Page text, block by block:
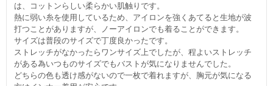
は、コットンらしい柔らかい肌触りです。
熱に弱い糸を使用しているため、アイロンを強くあてると生地が波
打つことがありますが、ノーアイロンでも着ることができます。
サイズは普段のサイズで丁度良かったです。
ストレッチがなかったらワンサイズ上でしたが、程よいストレッチ
がある為いつものサイズでもバストが気になりませんでした。
どちらの色も透け感がないので一枚で着れますが、胸元が気になる